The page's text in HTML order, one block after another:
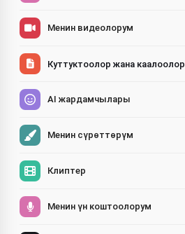
Менин видеолорум
Куттуктоолор жана каалоолор
AI жардамчылары
Менин сүрөттөрүм
Клиптер
Менин үн коштоолорум